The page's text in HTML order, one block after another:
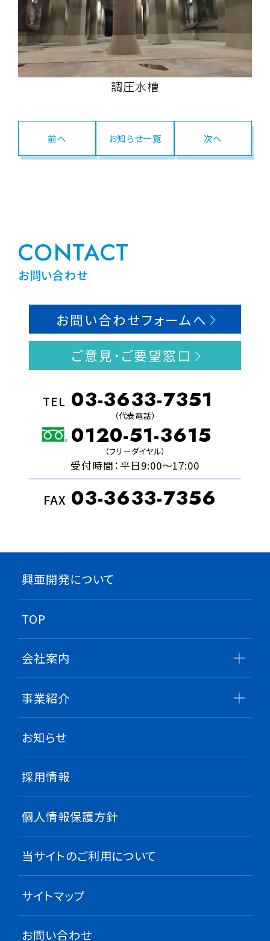
調圧水槽
前へ お知らせ一覧 次へ
CONTACT
お問い合わせ
お問い合わせフォームへ
ご意見・ご要望窓口
TEL 03-3633-7351
（代表電話）
0120-51-3615
（フリーダイヤル）
受付時間：平日9:00〜17:00
FAX 03-3633-7356
興亜開発について
TOP
会社案内
事業紹介
お知らせ
採用情報
個人情報保護方針
当サイトのご利用について
サイトマップ
お問い合わせ